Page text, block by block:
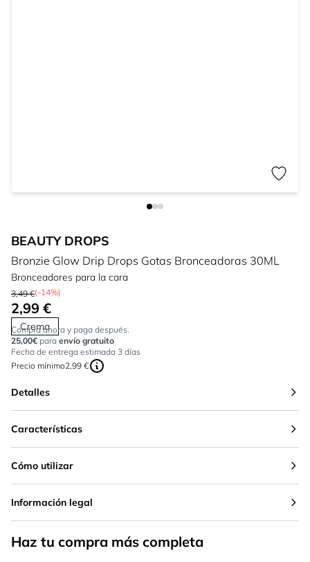
BEAUTY DROPS
Bronzie Glow Drip Drops Gotas Bronceadoras 30ML
Bronceadores para la cara
3,49 €(-14%)
2,99 €
Crema
Compra ahora y paga después.
25,00€ para envío gratuito
Fecha de entrega estimada 3 días
Precio mínimo2,99 €
Detalles
Características
Cómo utilizar
Información legal
Haz tu compra más completa